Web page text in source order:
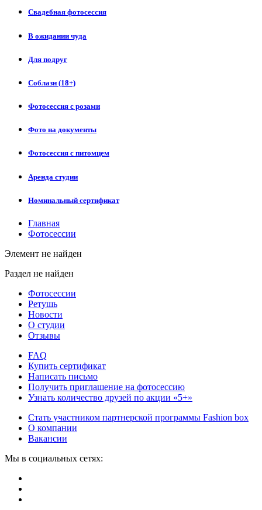
Свадебная фотосессия
В ожидании чуда
Для подруг
Соблазн (18+)
Фотосессия с розами
Фото на документы
Фотосессия с питомцем
Аренда студии
Номинальный сертификат
Главная
Фотосессии
Элемент не найден
Раздел не найден
Фотосессии
Ретушь
Новости
О студии
Отзывы
FAQ
Купить сертификат
Написать письмо
Получить приглашение на фотосессию
Узнать количество друзей по акции «5+»
Стать участником партнерской программы Fashion box
О компании
Вакансии
Мы в социальных сетях: